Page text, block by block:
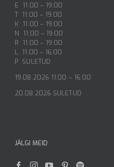
E 11:00 – 19:00
T 11:00 – 19:00
K 11:00 – 19:00
N 11:00 – 19:00
R 11:00 – 19:00
L 11:00 – 16:00
P SULETUD
19.08.2026 11:00 – 16:00
20.08.2026 SULETUD
JÄLGI MEID